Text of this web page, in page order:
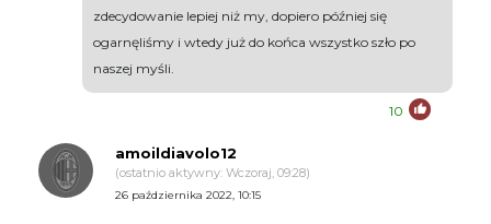
zdecydowanie lepiej niż my, dopiero później się
ogarnęliśmy i wtedy już do końca wszystko szło po
naszej myśli.
10
amoildiavolo12
(ostatnio aktywny: Wczoraj, 09:28)
26 października 2022, 10:15